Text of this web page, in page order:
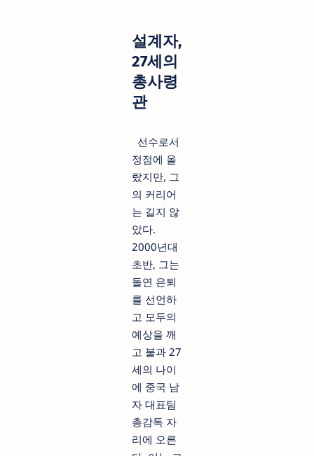
설계자,
27세의
총사령
관
선수로서
정점에 올
랐지만, 그
의 커리어
는 길지 않
았다.
2000년대
초반, 그는
돌연 은퇴
를 선언하
고 모두의
예상을 깨
고 불과 27
세의 나이
에 중국 남
자 대표팀
총감독 자
리에 오른